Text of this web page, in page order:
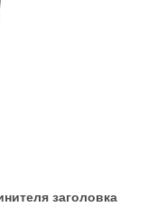
заголовка